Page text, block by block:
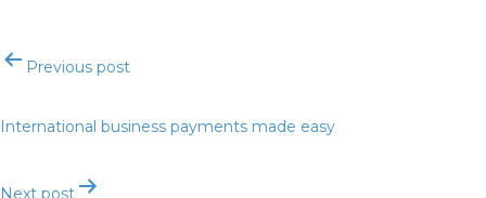
PostPrevious post
International business payments made easy
Next post